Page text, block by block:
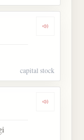
Dengarkan
capital stock
Dengarkan